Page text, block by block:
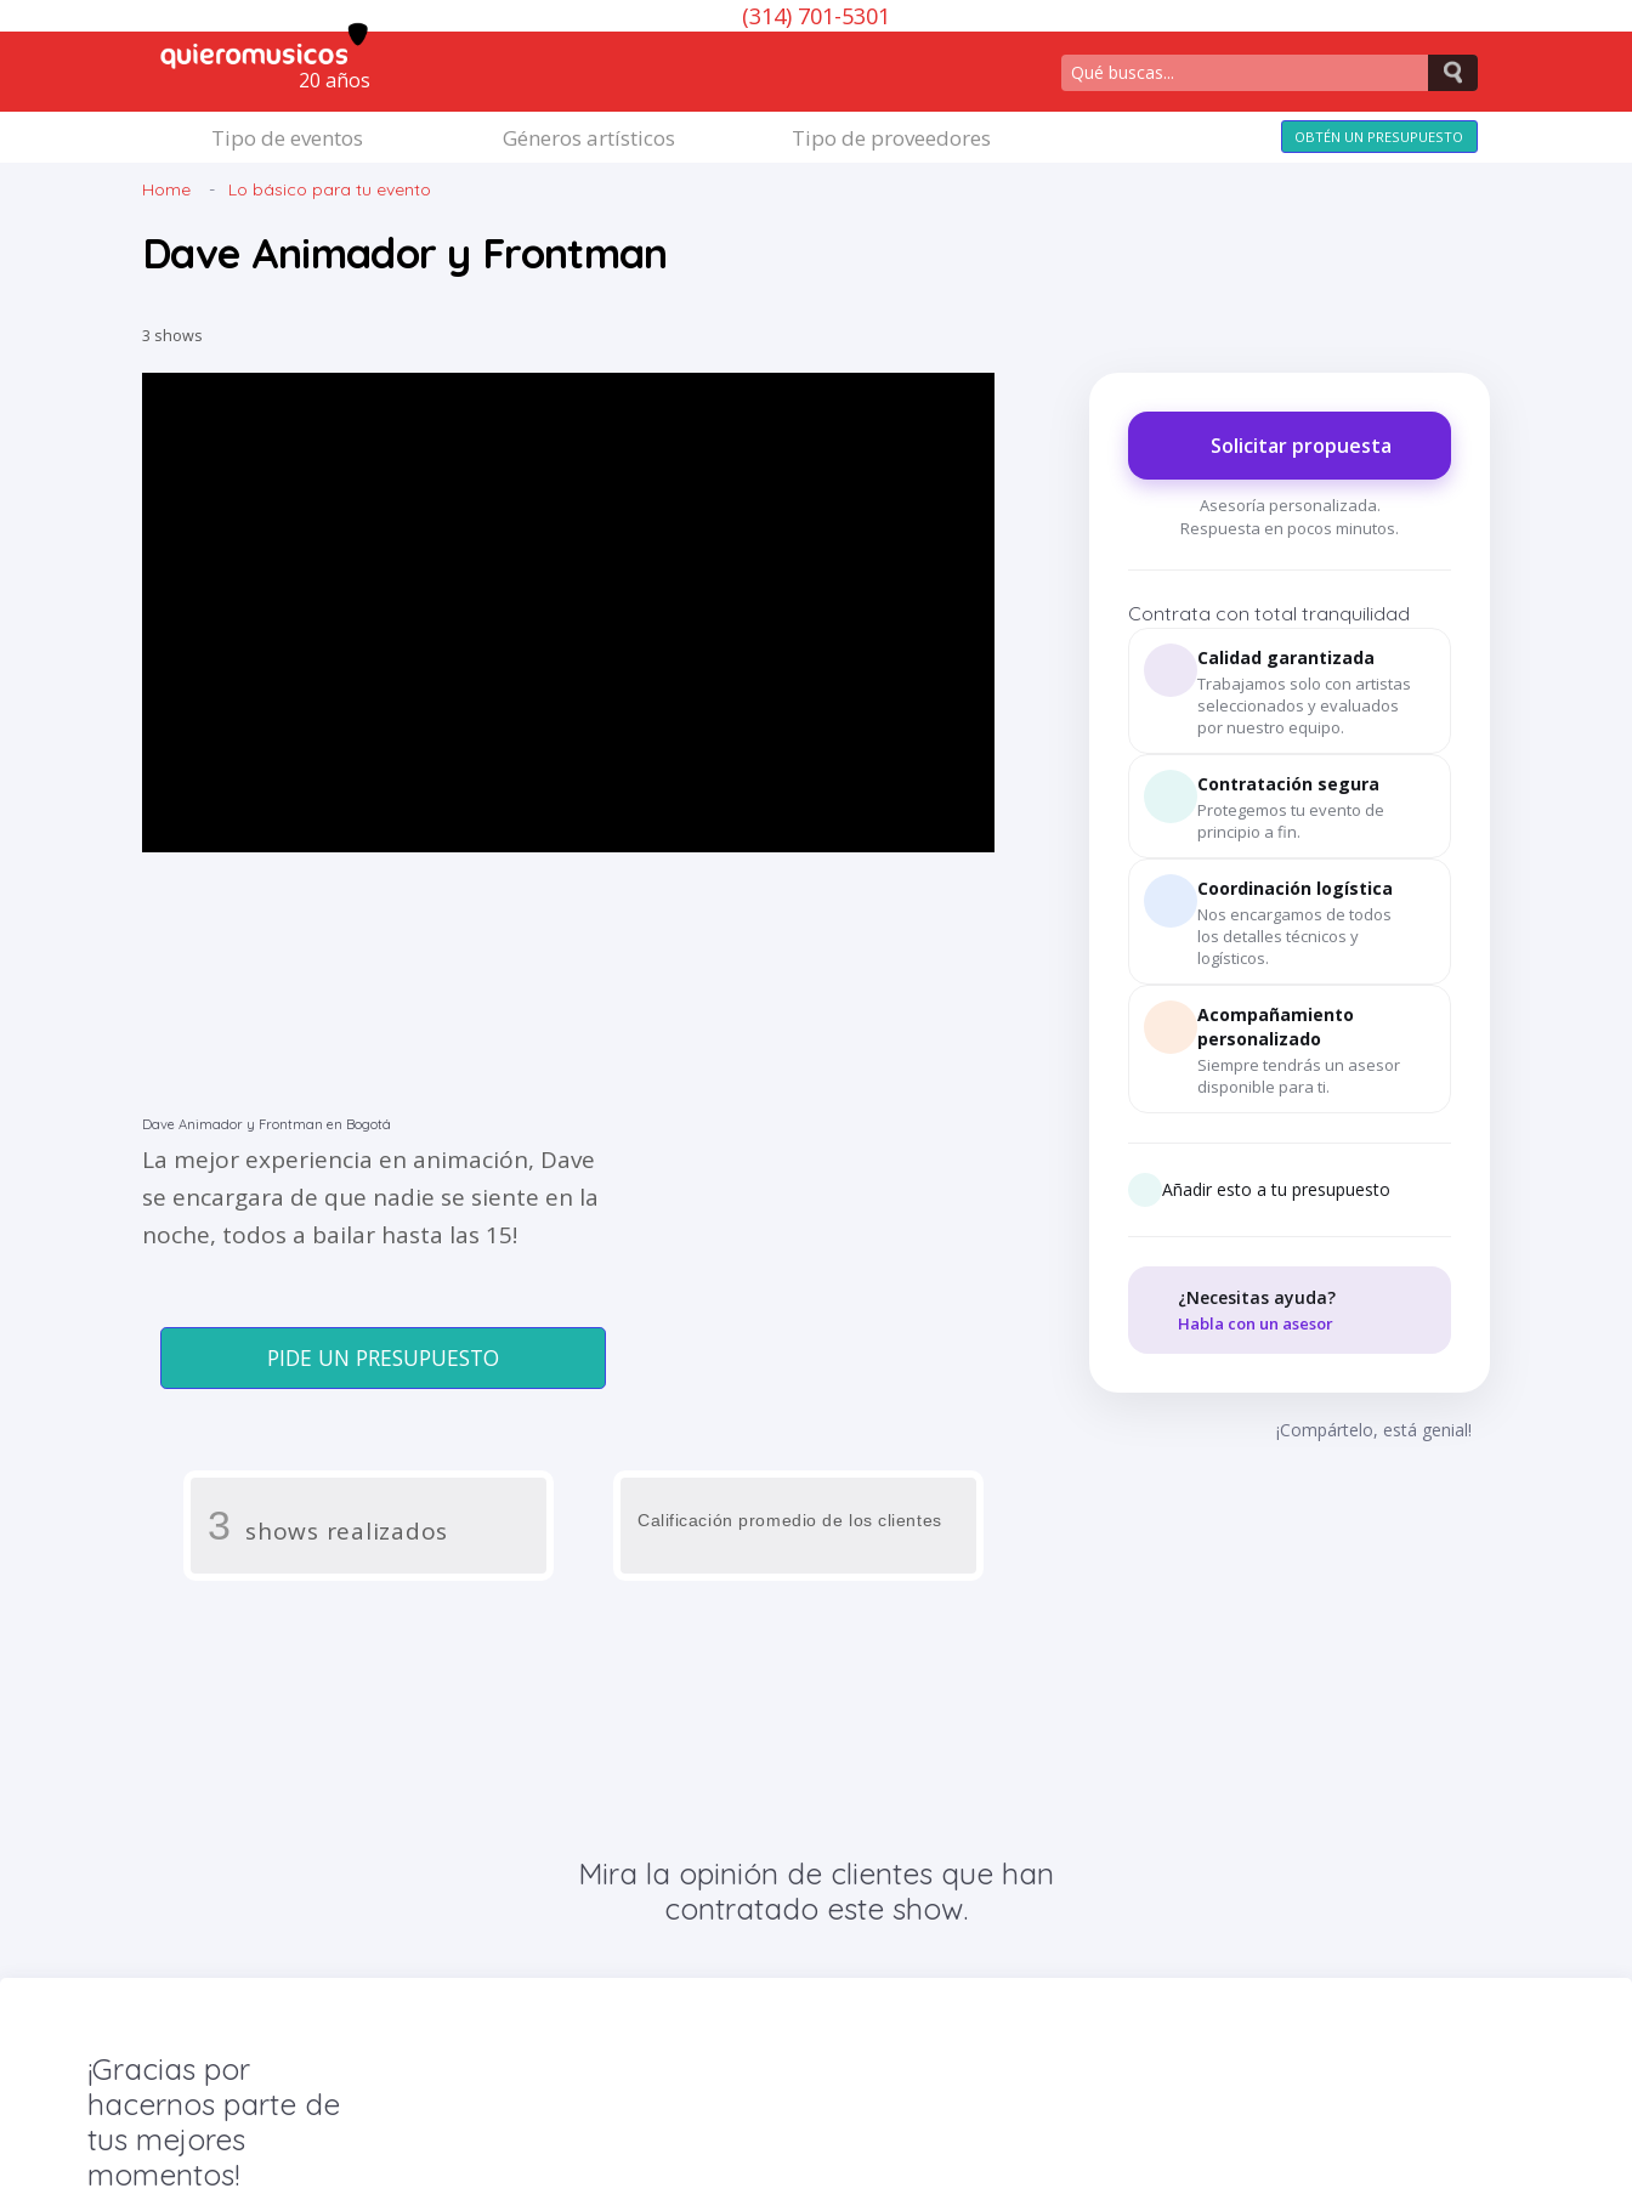
(314) 701-5301
20 años
Tipo de eventos Géneros artísticos Tipo de proveedores OBTÉN UN PRESUPUESTO
Home Lo básico para tu evento
Dave Animador y Frontman
3 shows
Solicitar propuesta
Asesoría personalizada.
Respuesta en pocos minutos.
Contrata con total tranquilidad
Calidad garantizada
Trabajamos solo con artistas
seleccionados y evaluados
por nuestro equipo.
Contratación segura
Protegemos tu evento de
principio a fin.
Coordinación logística
Nos encargamos de todos
los detalles técnicos y
logísticos.
Acompañamiento
personalizado
Siempre tendrás un asesor
disponible para ti.
Añadir esto a tu presupuesto
¿Necesitas ayuda?
Habla con un asesor
¡Compártelo, está genial!
Dave Animador y Frontman en Bogotá
La mejor experiencia en animación, Dave
se encargara de que nadie se siente en la
noche, todos a bailar hasta las 15!
PIDE UN PRESUPUESTO
3 shows realizados Calificación promedio de los clientes
Mira la opinión de clientes que han
contratado este show.
¡Gracias por
hacernos parte de
tus mejores
momentos!